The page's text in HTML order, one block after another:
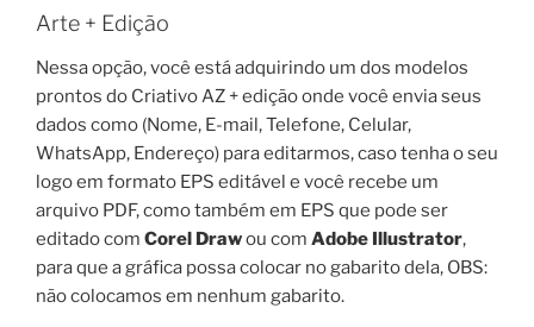
Arte + Edição
Nessa opção, você está adquirindo um dos modelos
prontos do Criativo AZ + edição onde você envia seus
dados como (Nome, E-mail, Telefone, Celular,
WhatsApp, Endereço) para editarmos, caso tenha o seu
logo em formato EPS editável e você recebe um
arquivo PDF, como também em EPS que pode ser
editado com Corel Drawou com Adobe Illustrator,
para que a gráfica possa colocar no gabarito dela, OBS:
não colocamos em nenhum gabarito.